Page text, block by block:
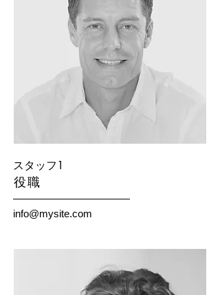
スタッフ1
役職
info@mysite.com